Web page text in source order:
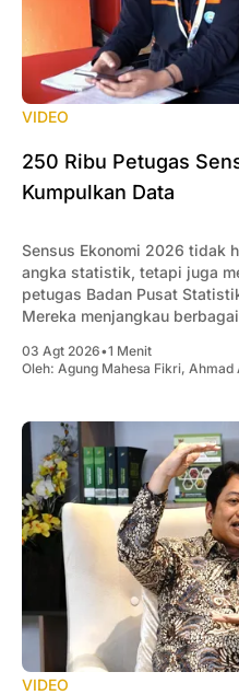
VIDEO
250 Ribu Petugas
Kumpulkan Data
Sensus Ekonomi 2026 tidak
angka statistik, tetapi juga
petugas Badan Pusat
Mereka menjangkau
perusahaan berskala besar,
aktivitas ekonomi tercatat secara
03 Agt 2026•1 Menit
Oleh: Agung Mahesa Fikri, Ahmad
VIDEO